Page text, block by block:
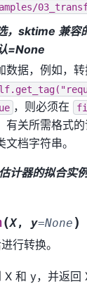
，sktime 兼容
=None
数据，例如，
，则必须在
有关所需格式
文档字符串。
估计器的拟合实
(X, y=None )
行转换。
和 y，并返回